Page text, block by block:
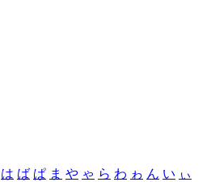
は ば ぱ ま や ゃ ら わ ゎ ん い ぃ